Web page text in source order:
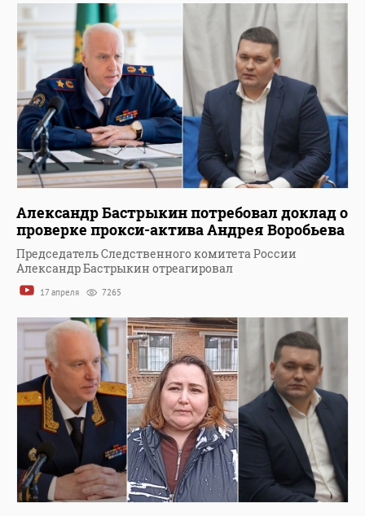
Александр Бастрыкин потребовал доклад о
проверке прокси-актива Андрея Воробьева
Председатель Следственного комитета России
Александр Бастрыкин отреагировал
17 апреля 7265